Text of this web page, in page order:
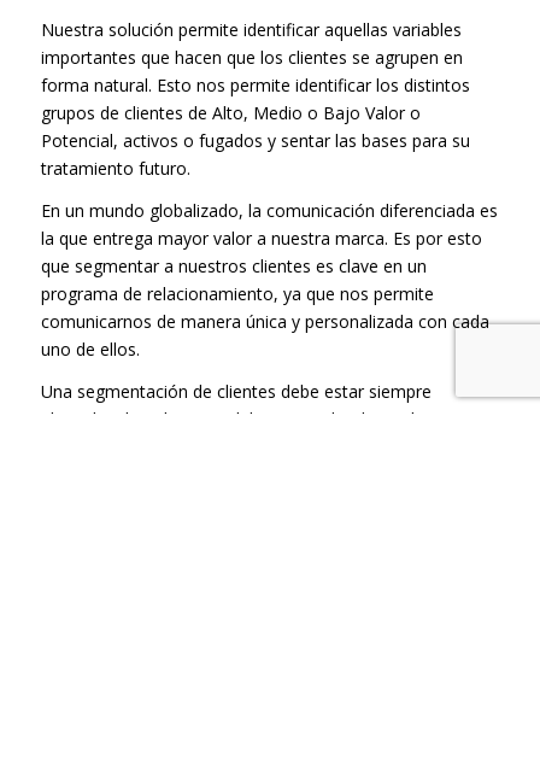
Nuestra solución permite identificar aquellas variables
importantes que hacen que los clientes se agrupen en
forma natural. Esto nos permite identificar los distintos
grupos de clientes de Alto, Medio o Bajo Valor o
Potencial, activos o fugados y sentar las bases para su
tratamiento futuro.
En un mundo globalizado, la comunicación diferenciada es
la que entrega mayor valor a nuestra marca. Es por esto
que segmentar a nuestros clientes es clave en un
programa de relacionamiento, ya que nos permite
comunicarnos de manera única y personalizada con cada
uno de ellos.
Una segmentación de clientes debe estar siempre
alineada a los objetivos del negocio donde es clave: